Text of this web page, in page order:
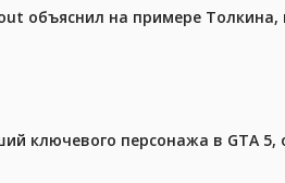
объяснил на примере
ключевого персонажа в GTA 5,